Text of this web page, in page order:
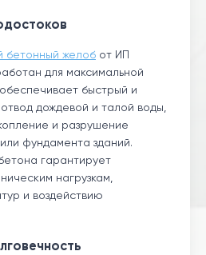
бетонный желоб от ИП
для максимальной
быстрый и
дождевой и талой воды,
и разрушение
фундамента зданий.
гарантирует
нагрузкам,
и воздействию